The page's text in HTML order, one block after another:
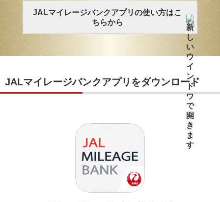
JALマイレージバンクアプリの使い方はこ
ちらから
JALマイレージバンクアプリをダウンロード